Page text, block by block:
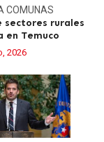
COMUNAS
sectores rurales
en Temuco
2026